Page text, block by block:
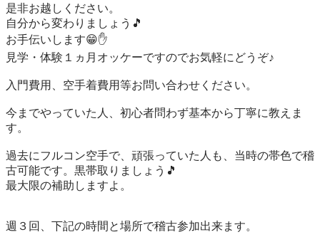
是非お越しください。
自分から変わりましょう🎵
お手伝いします😁✋
見学・体験１ヵ月オッケーですのでお気軽にどうぞ♪
入門費用、空手着費用等お問い合わせください。
今までやっていた人、初心者問わず基本から丁寧に教えま
す。
過去にフルコン空手で、頑張っていた人も、当時の帯色で稽
古可能です。黒帯取りましょう🎵
最大限の補助しますよ。
週３回、下記の時間と場所で稽古参加出来ます。